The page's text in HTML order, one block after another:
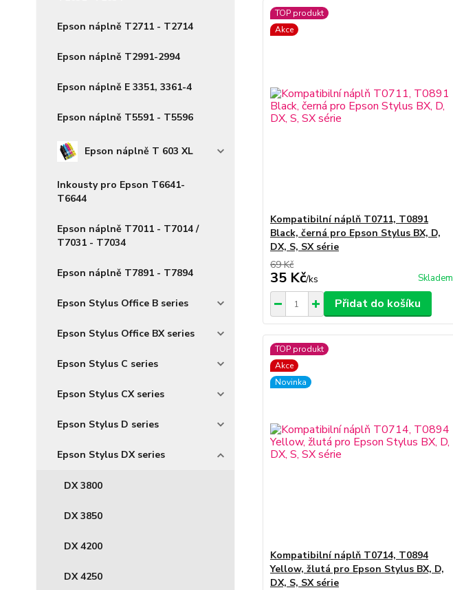
Epson náplně T2711 - T2714
Epson náplně T2991-2994
Epson náplně E 3351, 3361-4
Epson náplně T5591 - T5596
Epson náplně T 603 XL
Inkousty pro Epson T6641-
T6644
Epson náplně T7011 - T7014 /
T7031 - T7034
Epson náplně T7891 - T7894
Epson Stylus Office B series
Epson Stylus Office BX series
Epson Stylus C series
Epson Stylus CX series
Epson Stylus D series
Epson Stylus DX series
DX 3800
DX 3850
DX 4200
DX 4250
TOP produkt
Akce
Kompatibilní náplň T0711, T0891
Black, černá pro Epson Stylus BX, D,
DX, S, SX série
69 Kč
35 Kč/ks Skladem
Přidat do košíku
TOP produkt
Akce
Novinka
Kompatibilní náplň T0714, T0894
Yellow, žlutá pro Epson Stylus BX, D,
DX, S, SX série